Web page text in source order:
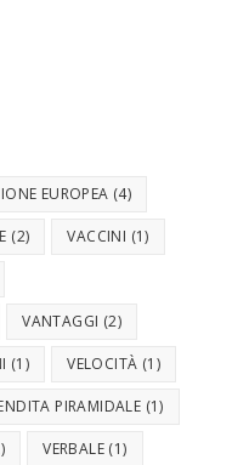
EUROPEA (4)
(2) VACCINI (1)
VANTAGGI (2)
(1) VELOCITÀ (1)
PIRAMIDALE (1)
VERBALE (1)